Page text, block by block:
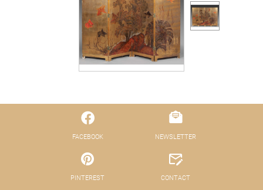
FACEBOOK
PINTEREST
NEWSLETTER
CONTACT